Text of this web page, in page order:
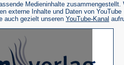
Medieninhalte zusammengestellt.
externe Inhalte und Daten von YouTube
auch gezielt unseren YouTube-Kanal